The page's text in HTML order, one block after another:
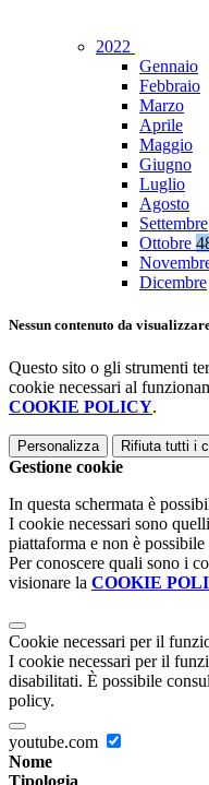
2022
Gennaio
Febbraio
Marzo
Aprile
Maggio
Giugno
Luglio
Agosto
Settembre
Ottobre
Dicembre
Nessun contenuto da
Questo sito o gli strumenti
cookie necessari al
COOKIE POLICY.
Personalizza Rifiuta tutti i
Gestione cookie
In questa schermata è
I cookie necessari sono
piattaforma e non è
Per conoscere quali sono i
visionare la COOKIE
Cookie necessari per il
I cookie necessari per il
disabilitati. È possibile
policy.
youtube.com
Nome